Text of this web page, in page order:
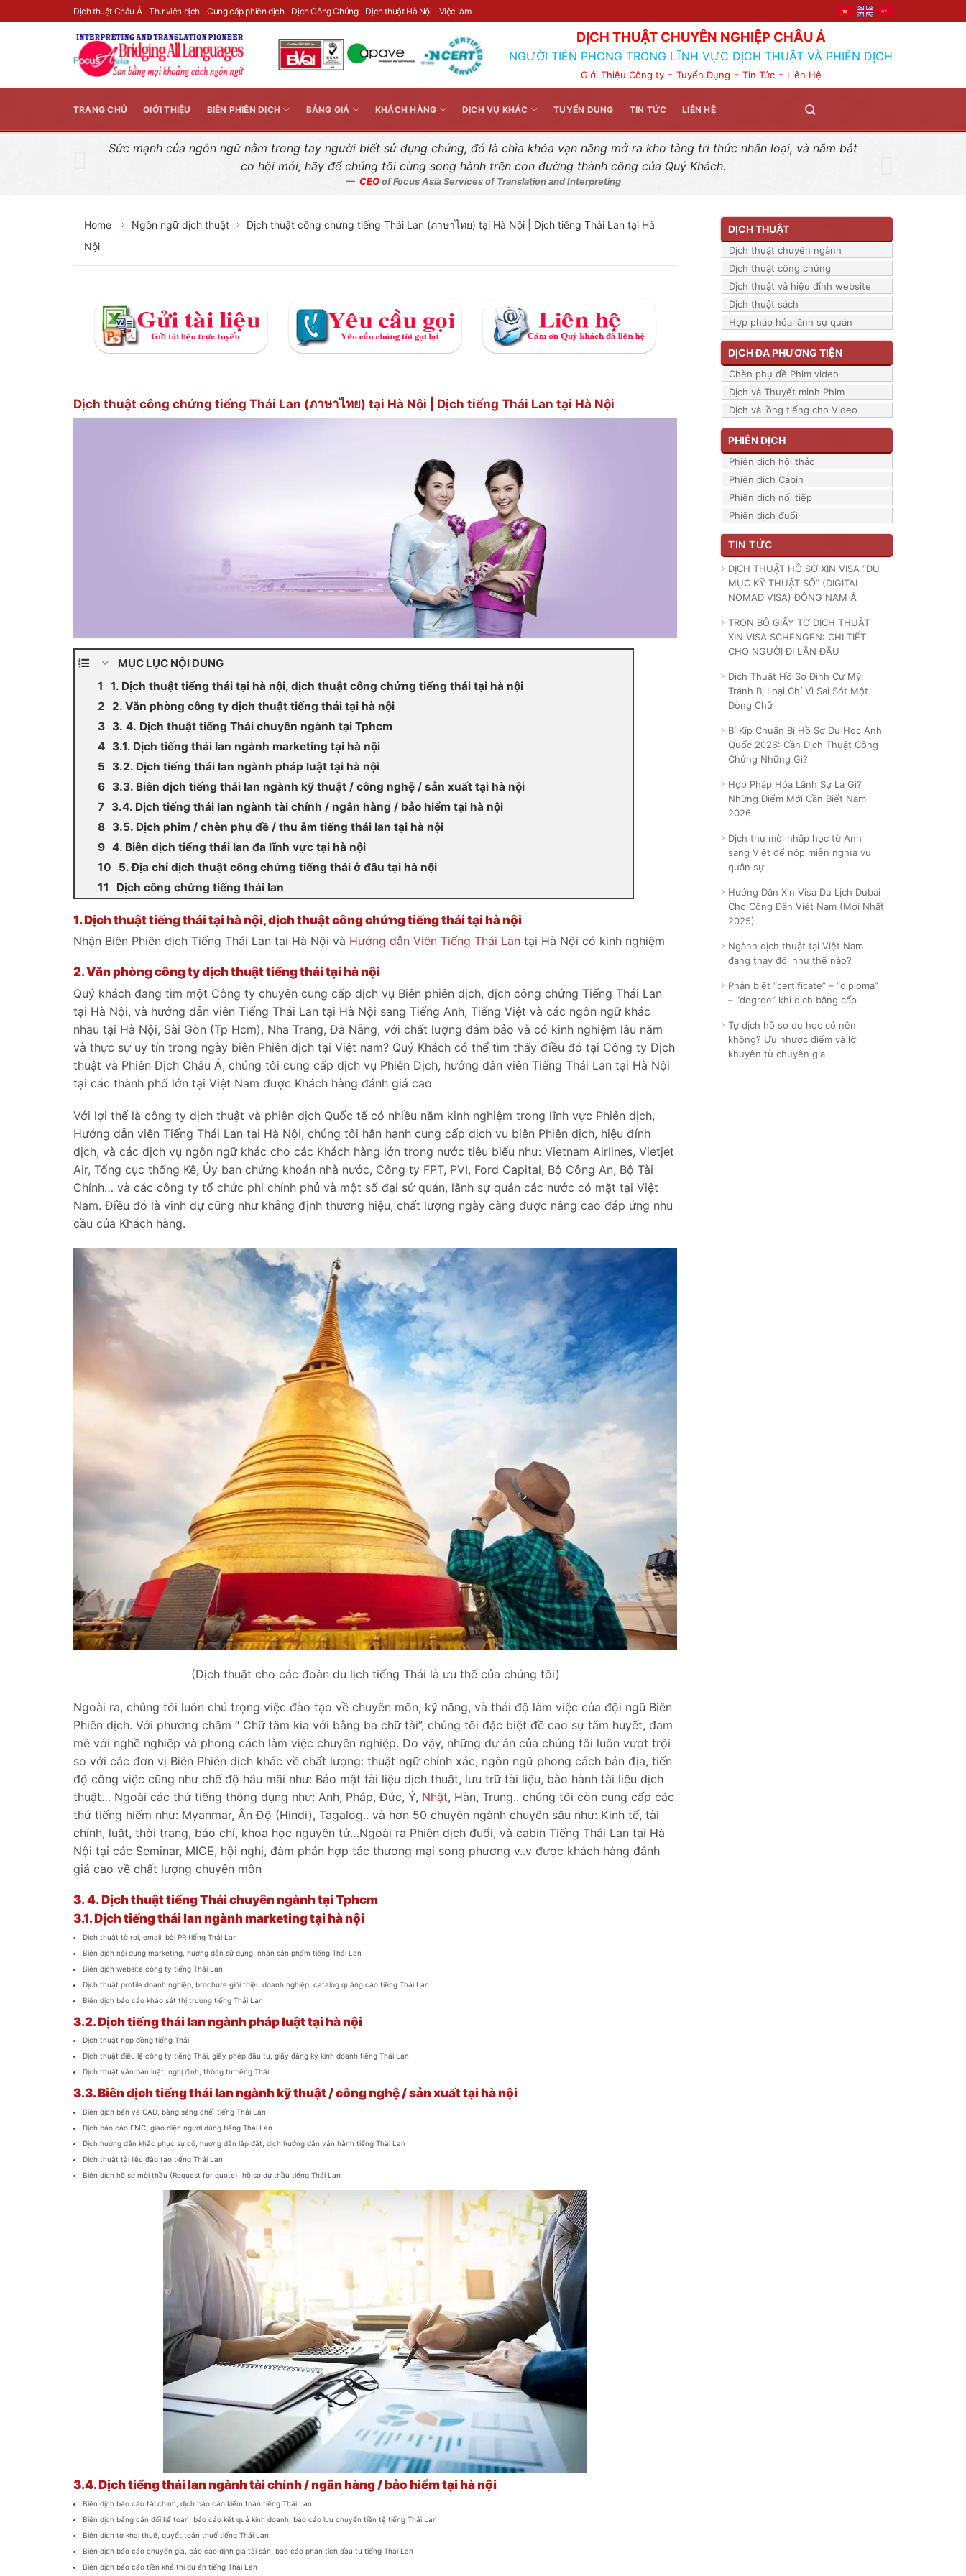
Dịch thuật Châu Á Thư viện dịch Cung cấp phiên dịch Dịch Công Chứng Dịch thuật Hà Nội Việc làm
DỊCH THUẬT CHUYÊN NGHIỆP CHÂU Á
NGƯỜI TIÊN PHONG TRONG LĨNH VỰC DỊCH THUẬT VÀ PHIÊN DỊCH
Giới Thiệu Công ty- Tuyển Dụng - Tin Tức- Liên Hệ
TRANG CHỦ GIỚI THIỆU BIÊN PHIÊN DỊCH BẢNG GIÁ KHÁCH HÀNG DỊCH VỤ KHÁC TUYỂN DỤNG TIN TỨC LIÊN HỆ
Sức mạnh của ngôn ngữ nằm trong tay người biết sử dụng chúng, đó là chìa khóa vạn năng mở ra kho tàng tri thức nhân loại, và nắm bắt
cơ hội mới, hãy để chúng tôi cùng song hành trên con đường thành công của Quý Khách.
CEOof Focus Asia Services of Translation and Interpreting
Home Ngôn ngữ dịch thuật
Dịch thuật công chứng tiếng Thái Lan (ภาษาไทย) tại Hà Nội | Dịch tiếng Thái Lan tại Hà
Nội
Dịch thuật công chứng tiếng Thái Lan (ภาษาไทย) tại Hà Nội | Dịch tiếng Thái Lan tại Hà Nội
MỤC LỤC NỘI DUNG
1. Dịch thuật tiếng thái tại hà nội, dịch thuật công chứng tiếng thái tại hà nội
2. Văn phòng công ty dịch thuật tiếng thái tại hà nội
3. 4. Dịch thuật tiếng Thái chuyên ngành tại Tphcm
3.1. Dịch tiếng thái lan ngành marketing tại hà nội
3.2. Dịch tiếng thái lan ngành pháp luật tại hà nội
3.3. Biên dịch tiếng thái lan ngành kỹ thuật / công nghệ / sản xuất tại hà nội
3.4. Dịch tiếng thái lan ngành tài chính / ngân hàng / bảo hiểm tại hà nội
3.5. Dịch phim / chèn phụ đề / thu âm tiếng thái lan tại hà nội
4. Biên dịch tiếng thái lan đa lĩnh vực tại hà nội
5. Địa chỉ dịch thuật công chứng tiếng thái ở đâu tại hà nội
Dịch công chứng tiếng thái lan
1.Dịch thuật tiếng thái tại hà nội, dịch thuật công chứng tiếng thái tại hà nội
Nhận Biên Phiên dịch Tiếng Thái Lan tại Hà Nội và Hướng dẫn Viên Tiếng Thái Lan tại Hà Nội có kinh nghiệm
2.Văn phòng công ty dịch thuật tiếng thái tại hà nội
Quý khách đang tìm một Công ty chuyên cung cấp dịch vụ Biên phiên dịch, dịch công chứng Tiếng Thái Lan
tại Hà Nội, và hướng dẫn viên Tiếng Thái Lan tại Hà Nội sang Tiếng Anh, Tiếng Việt và các ngôn ngữ khác
nhau tại Hà Nội, Sài Gòn (Tp Hcm), Nha Trang, Đà Nẵng, với chất lượng đảm bảo và có kinh nghiệm lâu năm
và thực sự uy tín trong ngày biên Phiên dịch tại Việt nam? Quý Khách có thể tìm thấy điều đó tại Công ty Dịch
thuật và Phiên Dịch Châu Á, chúng tôi cung cấp dịch vụ Phiên Dịch, hướng dân viên Tiếng Thái Lan tại Hà Nội
tại các thành phố lớn tại Việt Nam được Khách hàng đánh giá cao
Với lợi thế là công ty dịch thuật và phiên dịch Quốc tế có nhiều năm kinh nghiệm trong lĩnh vực Phiên dịch,
Hướng dẫn viên Tiếng Thái Lan tại Hà Nội, chúng tôi hân hạnh cung cấp dịch vụ biên Phiên dịch, hiệu đính
dịch, và các dịch vụ ngôn ngữ khác cho các Khách hàng lớn trong nước tiêu biểu như: Vietnam Airlines, Vietjet
Air, Tổng cục thống Kê, Ủy ban chứng khoán nhà nước, Công ty FPT, PVI, Ford Capital, Bộ Công An, Bộ Tài
Chính… và các công ty tổ chức phi chính phủ và một số đại sứ quán, lãnh sự quán các nước có mặt tại Việt
Nam. Điều đó là vinh dự cũng như khẳng định thương hiệu, chất lượng ngày càng được nâng cao đáp ứng nhu
cầu của Khách hàng.
(Dịch thuật cho các đoàn du lịch tiếng Thái là ưu thế của chúng tôi)
Ngoài ra, chúng tôi luôn chú trọng việc đào tạo về chuyên môn, kỹ năng, và thái độ làm việc của đội ngũ Biên
Phiên dịch. Với phương châm “ Chữ tâm kia với bằng ba chữ tài”, chúng tôi đặc biệt đề cao sự tâm huyết, đam
mê với nghề nghiệp và phong cách làm việc chuyên nghiệp. Do vậy, những dự án của chúng tôi luôn vượt trội
so với các đơn vị Biên Phiên dịch khác về chất lượng: thuật ngữ chính xác, ngôn ngữ phong cách bản địa, tiến
độ công việc cũng như chế độ hâu mãi như: Bảo mật tài liệu dịch thuật, lưu trữ tài liệu, bào hành tài liệu dịch
thuật… Ngoài các thứ tiếng thông dụng như: Anh, Pháp, Đức, Ý, Nhật, Hàn, Trung.. chúng tôi còn cung cấp các
thứ tiếng hiếm như: Myanmar, Ấn Độ (Hindi), Tagalog.. và hơn 50 chuyên ngành chuyên sâu như: Kinh tế, tài
chính, luật, thời trang, báo chí, khoa học nguyên tử…Ngoài ra Phiên dịch đuổi, và cabin Tiếng Thái Lan tại Hà
Nội tại các Seminar, MICE, hội nghị, đàm phán hợp tác thương mại song phương v..v được khách hàng đánh
giá cao về chất lượng chuyên môn
3. 4. Dịch thuật tiếng Thái chuyên ngành tại Tphcm
3.1.Dịch tiếng thái lan ngành marketing tại hà nội
Dịch thuật tờ rơi, email, bài PR tiếng Thái Lan
Biên dịch nội dung marketing, hướng dẫn sử dụng, nhãn sản phẩm tiếng Thái Lan
Biên dịch website công ty tiếng Thái Lan
Dịch thuật profile doanh nghiệp, brochure giới thiệu doanh nghiệp, catalog quảng cáo tiếng Thái Lan
Biên dịch báo cáo khảo sát thị trường tiếng Thái Lan
3.2.Dịch tiếng thái lan ngành pháp luật tại hà nội
Dịch thuật hợp đồng tiếng Thái
Dịch thuật điều lệ công ty tiếng Thái, giấy phép đầu tư, giấy đăng ký kinh doanh tiếng Thái Lan
Dịch thuật văn bản luật, nghị định, thông tư tiếng Thái
3.3.Biên dịch tiếng thái lan ngành kỹ thuật / công nghệ / sản xuất tại hà nội
Biên dịch bản vẽ CAD, bằng sáng chế tiếng Thái Lan
Dịch báo cáo EMC, giao diện người dùng tiếng Thái Lan
Dịch hướng dẫn khắc phục sự cố, hướng dẫn lắp đặt, dịch hướng dẫn vận hành tiếng Thái Lan
Dịch thuật tài liệu đào tạo tiếng Thái Lan
Biên dịch hồ sơ mời thầu (Request for quote), hồ sơ dự thầu tiếng Thái Lan
3.4.Dịch tiếng thái lan ngành tài chính / ngân hàng / bảo hiểm tại hà nội
Biên dịch báo cáo tài chính, dịch báo cáo kiểm toán tiếng Thái Lan
Biên dịch bảng cân đối kế toán, báo cáo kết quả kinh doanh, báo cáo lưu chuyển tiền tệ tiếng Thái Lan
Biên dịch tờ khai thuế, quyết toán thuế tiếng Thái Lan
Biên dịch báo cáo chuyển giá, báo cáo định giá tài sản, báo cáo phân tích đầu tư tiếng Thái Lan
Biên dịch báo cáo tiền khả thi dự án tiếng Thái Lan
DỊCH THUẬT
Dịch thuật chuyên ngành
Dịch thuật công chứng
Dịch thuật và hiệu đính website
Dịch thuật sách
Hợp pháp hóa lãnh sự quán
DỊCH ĐA PHƯƠNG TIỆN
Chèn phụ đề Phim video
Dịch và Thuyết minh Phim
Dịch và lồng tiếng cho Video
PHIÊN DỊCH
Phiên dịch hội thảo
Phiên dịch Cabin
Phiên dịch nối tiếp
Phiên dịch đuổi
TIN TỨC
DỊCH THUẬT HỒ SƠ XIN VISA “DU
MỤC KỸ THUẬT SỐ” (DIGITAL
NOMAD VISA) ĐÔNG NAM Á
TRỌN BỘ GIẤY TỜ DỊCH THUẬT
XIN VISA SCHENGEN: CHI TIẾT
CHO NGUỜI ĐI LẦN ĐẦU
Dịch Thuật Hồ Sơ Định Cư Mỹ:
Tránh Bị Loại Chỉ Vì Sai Sót Một
Dòng Chữ
Bí Kíp Chuẩn Bị Hồ Sơ Du Học Anh
Quốc 2026: Cần Dịch Thuật Công
Chứng Những Gì?
Hợp Pháp Hóa Lãnh Sự Là Gì?
Những Điểm Mới Cần Biết Năm
2026
Dịch thư mời nhập học từ Anh
sang Việt để nộp miễn nghĩa vụ
quân sự
Hướng Dẫn Xin Visa Du Lịch Dubai
Cho Công Dân Việt Nam (Mới Nhất
2025)
Ngành dịch thuật tại Việt Nam
đang thay đổi như thế nào?
Phân biệt “certificate” – “diploma”
– “degree” khi dịch bằng cấp
Tự dịch hồ sơ du học có nên
không? Ưu nhược điểm và lời
khuyên từ chuyên gia
Liên hệ nhanh